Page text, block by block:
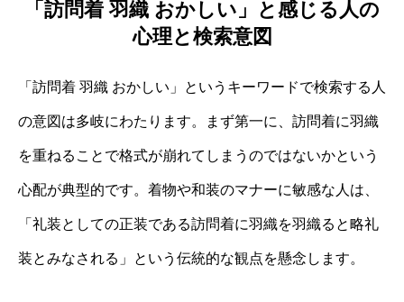
「訪問着 羽織 おかしい」と感じる人の
心理と検索意図
「訪問着 羽織 おかしい」というキーワードで検索する人
の意図は多岐にわたります。まず第一に、訪問着に羽織
を重ねることで格式が崩れてしまうのではないかという
心配が典型的です。着物や和装のマナーに敏感な人は、
「礼装としての正装である訪問着に羽織を羽織ると略礼
装とみなされる」という伝統的な観点を懸念します。